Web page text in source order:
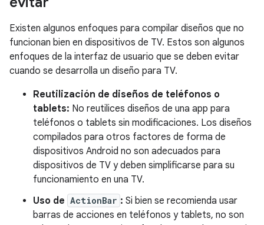
Existen algunos enfoques para compilar diseños que no
funcionan bien en dispositivos de TV. Estos son algunos
enfoques de la interfaz de usuario que se deben evitar
cuando se desarrolla un diseño para TV.
Reutilización de diseños de teléfonos o
tablets: No reutilices diseños de una app para
teléfonos o tablets sin modificaciones. Los diseños
compilados para otros factores de forma de
dispositivos Android no son adecuados para
dispositivos de TV y deben simplificarse para su
funcionamiento en una TV.
Uso de ActionBar : Si bien se recomienda usar
barras de acciones en teléfonos y tablets, no son